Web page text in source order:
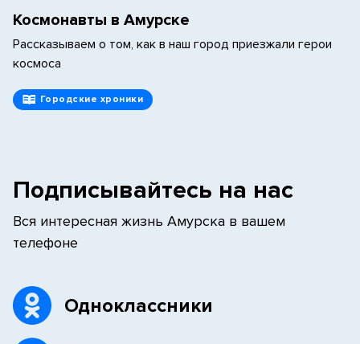
Космонавты в Амурске
Рассказываем о том, как в наш город приезжали герои
космоса
Городские хроники
Подписывайтесь на нас
Вся интересная жизнь Амурска в вашем
телефоне
Одноклассники